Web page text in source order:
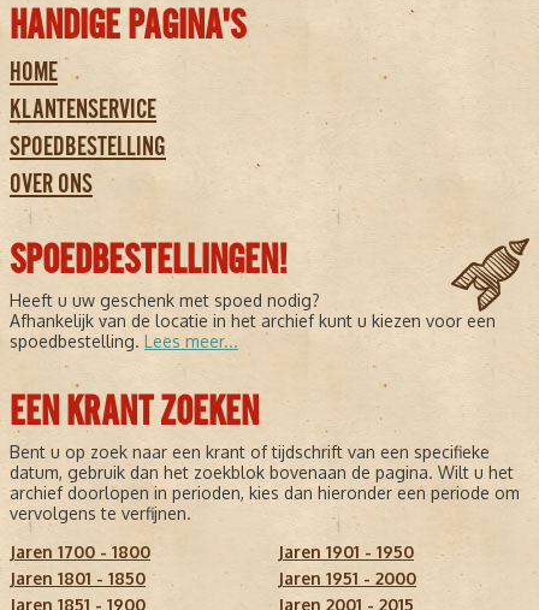
HANDIGE PAGINA'S
HOME
KLANTENSERVICE
SPOEDBESTELLING
OVER ONS
SPOEDBESTELLINGEN!
Heeft u uw geschenk met spoed nodig?
Afhankelijk van de locatie in het archief kunt u kiezen voor een
spoedbestelling. Lees meer...
EEN KRANT ZOEKEN
Bent u op zoek naar een krant of tijdschrift van een specifieke
datum, gebruik dan het zoekblok bovenaan de pagina. Wilt u het
archief doorlopen in perioden, kies dan hieronder een periode om
vervolgens te verfijnen.
Jaren 1700 - 1800
Jaren 1801 - 1850
Jaren 1851 - 1900
Jaren 1901 - 1950
Jaren 1951 - 2000
Jaren 2001 - 2015